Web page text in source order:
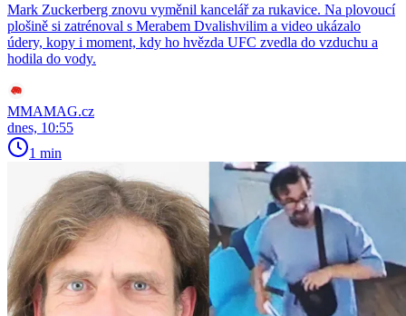
Mark Zuckerberg znovu vyměnil kancelář za rukavice. Na plovoucí
plošině si zatrénoval s Merabem Dvalishvilim a video ukázalo
údery, kopy i moment, kdy ho hvězda UFC zvedla do vzduchu a
hodila do vody.
MMAMAG.cz
dnes, 10:55
1 min